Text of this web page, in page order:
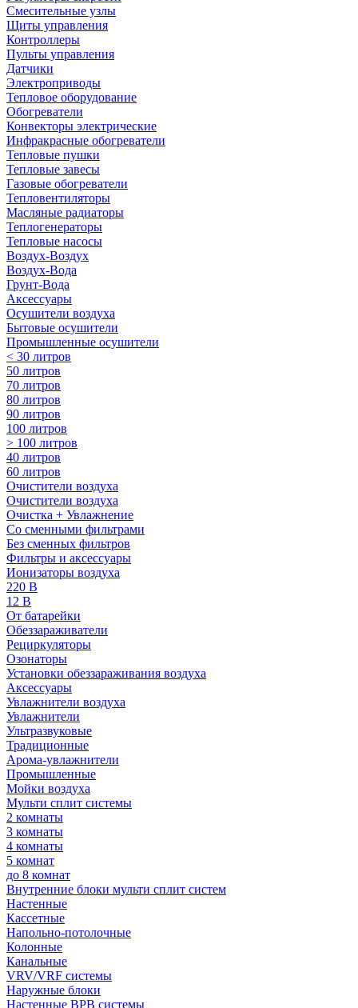
Смесительные узлы
Щиты управления
Контроллеры
Пульты управления
Датчики
Электроприводы
Тепловое оборудование
Обогреватели
Конвекторы электрические
Инфракрасные обогреватели
Тепловые пушки
Тепловые завесы
Газовые обогреватели
Тепловентиляторы
Масляные радиаторы
Теплогенераторы
Тепловые насосы
Воздух-Воздух
Воздух-Вода
Грунт-Вода
Аксессуары
Осушители воздуха
Бытовые осушители
Промышленные осушители
< 30 литров
50 литров
70 литров
80 литров
90 литров
100 литров
> 100 литров
40 литров
60 литров
Очистители воздуха
Очистители воздуха
Очистка + Увлажнение
Cо сменными фильтрами
Без сменных фильтров
Фильтры и аксессуары
Ионизаторы воздуха
220 В
12 В
От батарейки
Обеззараживатели
Рециркуляторы
Озонаторы
Установки обеззараживания воздуха
Аксессуары
Увлажнители воздуха
Увлажнители
Ультразвуковые
Традиционные
Арома-увлажнители
Промышленные
Мойки воздуха
Мульти сплит системы
2 комнаты
3 комнаты
4 комнаты
5 комнат
до 8 комнат
Внутренние блоки мульти сплит систем
Настенные
Кассетные
Напольно-потолочные
Колонные
Канальные
VRV/VRF системы
Наружные блоки
Настенные ВРВ системы